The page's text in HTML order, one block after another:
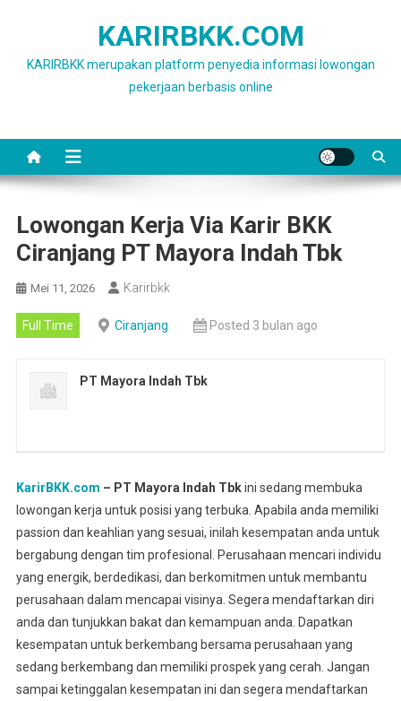
KARIRBKK.COM
KARIRBKK merupakan platform penyedia informasi lowongan
pekerjaan berbasis online
Lowongan Kerja Via Karir BKK
Ciranjang PT Mayora Indah Tbk
Mei 11, 2026 Karirbkk
Full Time Ciranjang Posted 3 bulan ago
PT Mayora Indah Tbk
KarirBKK.com – PT Mayora Indah Tbkini sedang membuka
lowongan kerja untuk posisi yang terbuka. Apabila anda memiliki
passion dan keahlian yang sesuai, inilah kesempatan anda untuk
bergabung dengan tim profesional. Perusahaan mencari individu
yang energik, berdedikasi, dan berkomitmen untuk membantu
perusahaan dalam mencapai visinya. Segera mendaftarkan diri
anda dan tunjukkan bakat dan kemampuan anda. Dapatkan
kesempatan untuk berkembang bersama perusahaan yang
sedang berkembang dan memiliki prospek yang cerah. Jangan
sampai ketinggalan kesempatan ini dan segera mendaftarkan